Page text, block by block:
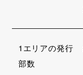
1エリアの発行
部数